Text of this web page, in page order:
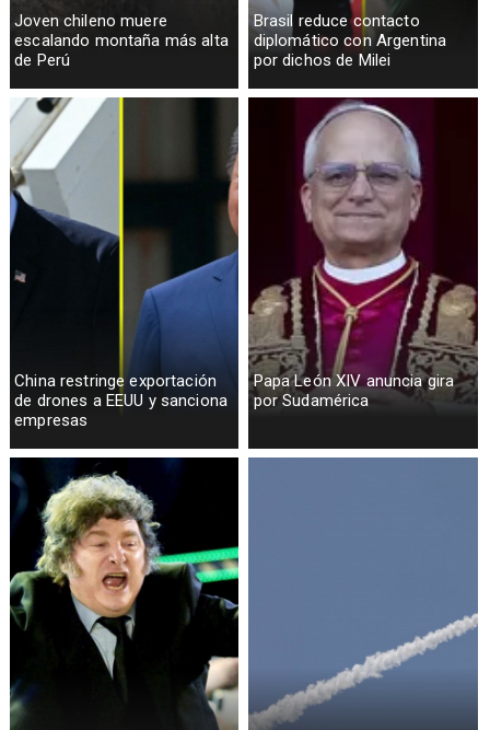
Joven chileno muere
escalando montaña más alta
de Perú
Brasil reduce contacto
diplomático con Argentina
por dichos de Milei
China restringe exportación
de drones a EEUU y sanciona
empresas
Papa León XIV anuncia gira
por Sudamérica